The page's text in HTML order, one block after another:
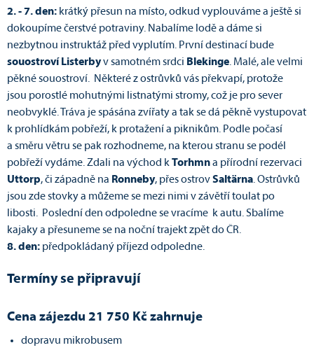
2. - 7. den: krátký přesun na místo, odkud vyplouváme a ještě si
dokoupíme čerstvé potraviny. Nabalíme lodě a dáme si
nezbytnou instruktáž před vyplutím. První destinací bude
souostroví Listerbyv samotném srdci Blekinge. Malé, ale velmi
pěkné souostroví. Některé z ostrůvků vás překvapí, protože
jsou porostlé mohutnými listnatými stromy, což je pro sever
neobvyklé. Tráva je spásána zvířaty a tak se dá pěkně vystupovat
k prohlídkám pobřeží, k protažení a piknikům. Podle počasí
a směru větru se pak rozhodneme, na kterou stranu se podél
pobřeží vydáme. Zdali na východ kTorhmna přírodní rezervaci
Uttorp, či západně na Ronneby, přes ostrovSaltärna. Ostrůvků
jsou zde stovky a můžeme se mezi nimi v závětří toulat po
libosti. Poslední den odpoledne se vracíme k autu. Sbalíme
kajaky a přesuneme se na noční trajekt zpět do ČR.
8. den: předpokládaný příjezd odpoledne.
Termíny se připravují
Cena zájezdu 21 750 Kč zahrnuje
dopravu mikrobusem